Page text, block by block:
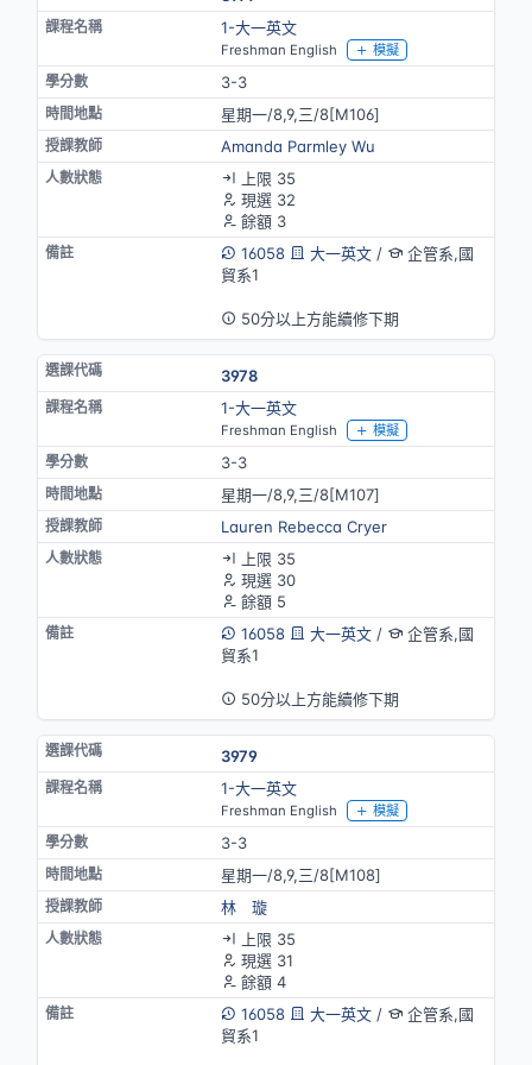
1-大一英文
Freshman English 模擬
3-3
星期一/8,9,三/8[M106]
Amanda Parmley Wu
上限 35
現選 32
餘額 3
16058
大一英文/
企管系,國
貿系1
50分以上方能續修下期
3978
1-大一英文
Freshman English 模擬
3-3
星期一/8,9,三/8[M107]
Lauren Rebecca Cryer
上限 35
現選 30
餘額 5
16058
大一英文/
企管系,國
貿系1
50分以上方能續修下期
3979
1-大一英文
Freshman English 模擬
3-3
星期一/8,9,三/8[M108]
林 璇
上限 35
現選 31
餘額 4
16058
大一英文/
企管系,國
貿系1